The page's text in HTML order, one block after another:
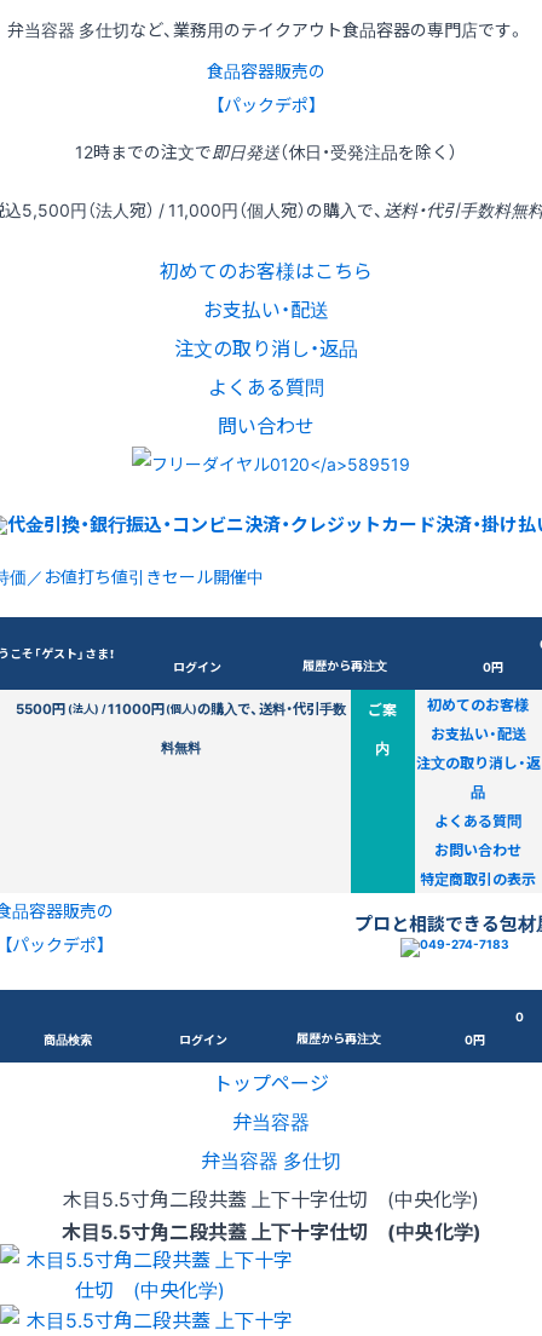
弁当容器 多仕切など、業務用のテイクアウト食品容器の専門店です。
食品容器販売の
【パックデポ】
12時までの注文で即日発送（休日・受発注品を除く）
込5,500円（法人宛） / 11,000円（個人宛）の購入で、 送料・代引手数料無
初めてのお客様はこちら
お支払い・配送
注文の取り消し・返品
よくある質問
問い合わせ
価／お値打ち値引きセール開催中
こそ「ゲスト」さま！
ログイン 履歴から再注文
0円
5500円(法人) /11000円(個人)の購入で、送料・代引手数
料無料
ご案
内
初めてのお客様
お支払い・配送
注文の取り消し・返
品
よくある質問
お問い合わせ
特定商取引の表示
品容器販売の
【パックデポ】
プロと相談できる包材
商品検索 ログイン 履歴から再注文
0
0円
トップページ
弁当容器
弁当容器 多仕切
木目5.5寸角二段共蓋 上下十字仕切 (中央化学)
木目5.5寸角二段共蓋 上下十字仕切 (中央化学)